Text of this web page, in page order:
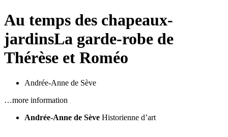
Au temps des chapeaux-
jardinsLa garde-robe de
Thérèse et Roméo
Andrée-Anne de Sève
…more information
Andrée-Anne de Sève Historienne d’art